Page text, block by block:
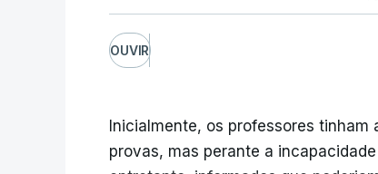
OUVIR
Inicialmente, os professores
provas, mas perante a